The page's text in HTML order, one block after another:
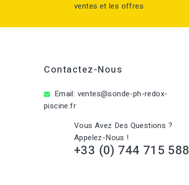
ventes et les offres
Contactez-Nous
Email: ventes@sonde-ph-redox-
piscine.fr
Vous Avez Des Questions ?
Appelez-Nous !
+33 (0) 744 715 588